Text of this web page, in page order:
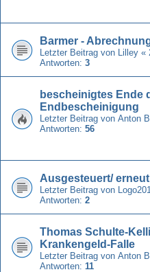
Barmer -
Letzter Beitrag von Lilley «
Antworten: 3
bescheinigtes Ende
Endbescheinigung
Letzter Beitrag von Anton
Antworten: 56
Ausgesteuert/
Letzter Beitrag von
Antworten: 2
Thomas Schulte-
Krankengeld-Falle
Letzter Beitrag von Anton
Antworten: 11